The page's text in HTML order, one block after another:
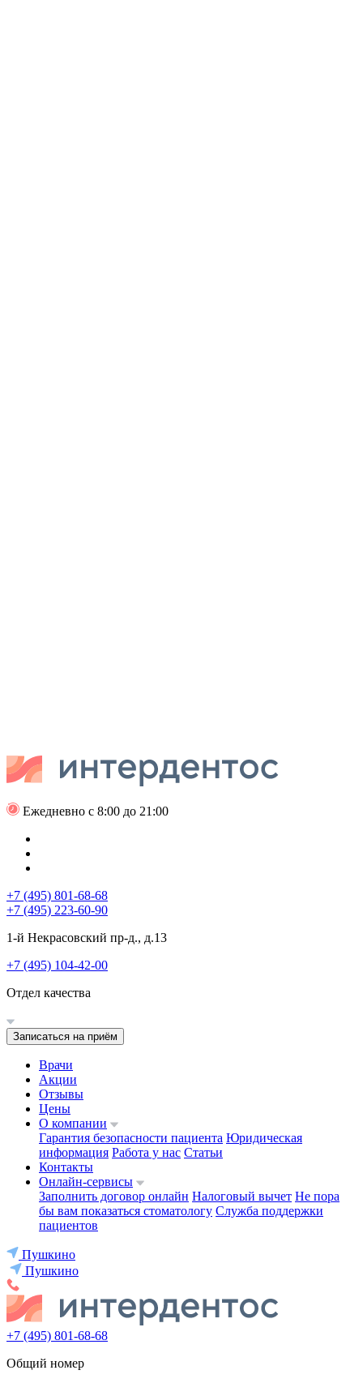
Ежедневно с 8:00 до 21:00
+7 (495) 801-68-68
+7 (495) 223-60-90
1-й Некрасовский пр-д., д.13
+7 (495) 104-42-00
Отдел качества
Записаться на приём
Врачи
Акции
Отзывы
Цены
О компании
Гарантия безопасности пациента Юридическая
информация Работа у нас Статьи
Контакты
Онлайн-сервисы
Заполнить договор онлайн Налоговый вычет Не пора
бы вам показаться стоматологу Служба поддержки
пациентов
Пушкино
Пушкино
+7 (495) 801-68-68
Общий номер